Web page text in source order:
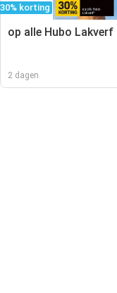
30% korting
op alle Hubo Lakverf
2 dagen